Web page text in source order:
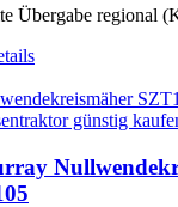
Übergabe regional